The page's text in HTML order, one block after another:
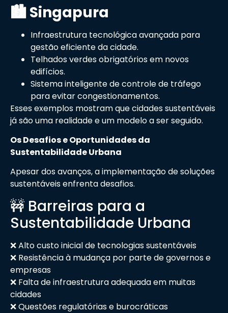
🏙️ Singapura
Infraestrutura tecnológica avançada para
gestão eficiente da cidade.
Telhados verdes obrigatórios em novos
edifícios.
Sistema inteligente de controle de tráfego
para evitar congestionamentos.
Esses exemplos mostram que cidades sustentáveis
já são uma realidade e um modelo a ser seguido.
Os Desafios e Oportunidades da
Sustentabilidade Urbana
Apesar dos avanços, a implementação de soluções
sustentáveis enfrenta desafios.
🚧 Barreiras para a
Sustentabilidade Urbana
❌ Alto custo inicial de tecnologias sustentáveis
❌ Resistência à mudança por parte de governos e
empresas
❌ Falta de infraestrutura adequada em muitas
cidades
❌ Questões regulatórias e burocráticas